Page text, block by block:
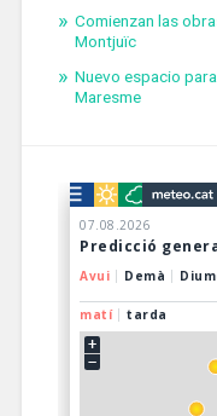
Comienzan las
Montjuïc
Nuevo espacio
Maresme